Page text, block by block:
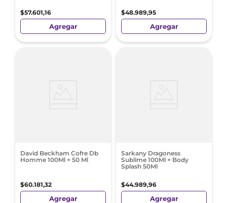
$57.601,16
Agregar
$48.989,95
Agregar
David Beckham Cofre Db
Homme 100Ml + 50 Ml
$60.181,32
Agregar
Sarkany Dragoness
Sublime 100Ml + Body
Splash 50Ml
$44.989,96
Agregar